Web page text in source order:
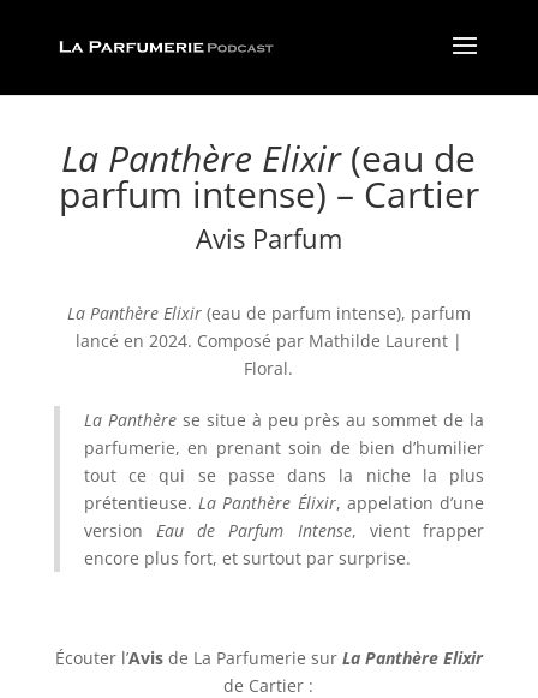
La Panthère Elixir(eau de
parfum intense) – Cartier
Avis Parfum
La Panthère Elixir(eau de parfum intense), parfum
lancé en 2024. Composé par Mathilde Laurent|
Floral.
La Panthèrese situe à peu près au sommet de la
parfumerie, en prenant soin de bien d’humilier
tout ce qui se passe dans la niche la plus
prétentieuse.La Panthère Élixir, appelation d’une
versionEau de Parfum Intense, vient frapper
encore plus fort, et surtout par surprise.
Écouter l’Avis de La Parfumerie sur La Panthère Elixir
de Cartier :